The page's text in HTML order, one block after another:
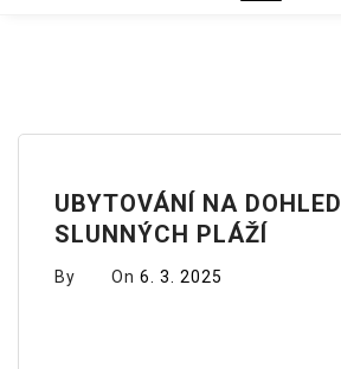
UBYTOVÁNÍ NA DOHLED
SLUNNÝCH PLÁŽÍ
By On 6. 3. 2025